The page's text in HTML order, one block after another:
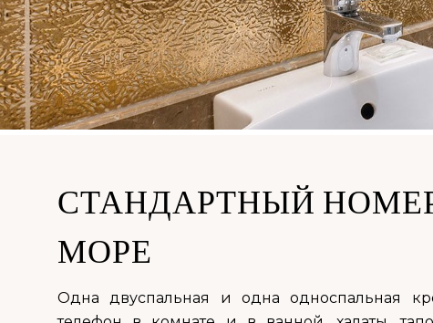
СТАНДАРТНЫЙ
МОРЕ
Одна двуспальная и одна односпальная